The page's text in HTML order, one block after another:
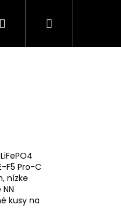
SOLÁRNE PANELY
PrihlásenieNákupný
F5 Pro-C
nízke
kusy na